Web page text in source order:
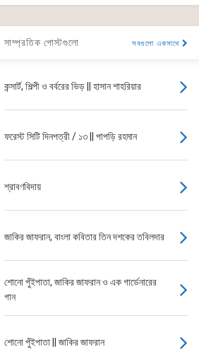
সাম্প্রতিক পোস্টগুলো সবগুলো একসাথে
কন্সার্ট, শিল্পী ও বর্বরের ভিড় || হাসান শাহরিয়ার
ফরেস্ট সিটি দিনপত্রী / ১৩ || পাপড়ি রহমান
শ্রাবণবিদায়
জাকির জাফরান, বাংলা কবিতার তিন দশকের তবিলদার
শোনো পুঁইপাতা, জাকির জাফরান ও এক গার্ডেনারের
গান
শোনো পুঁইপাতা || জাকির জাফরান